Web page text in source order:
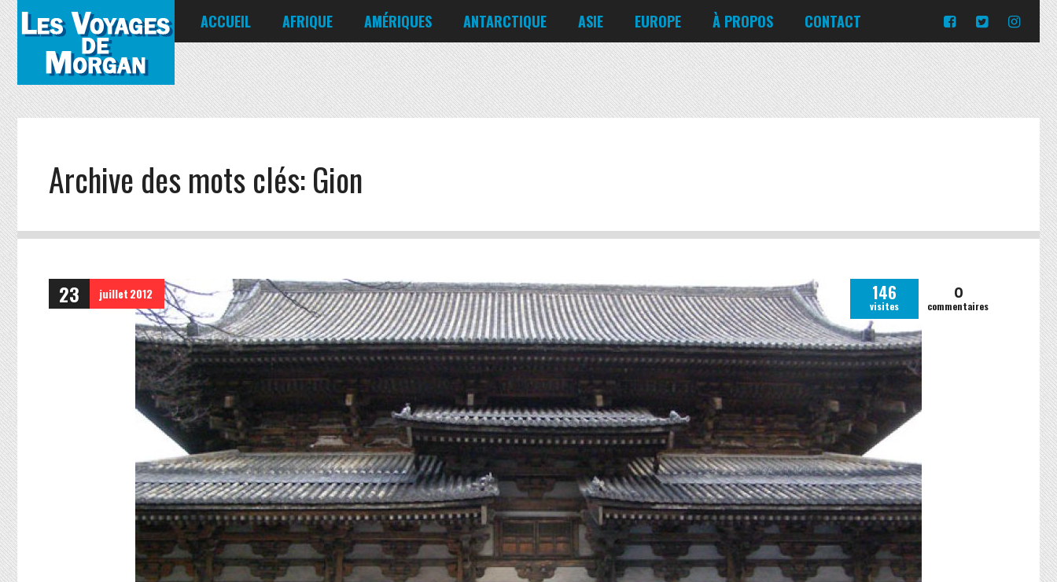
ACCUEIL AFRIQUE
Égypte
Kenya
AMÉRIQUES
Canada
Chili
États-Unis
Mexique
Nicaragua
ANTARCTIQUE ASIE
Bahreïn
Bangladesh
Corée du Sud
Emirats Arabes Unis
Japon
EUROPE
Allemagne
Biélorussie
Islande
Italie
Lituanie
Portugal
Ukraine
République tchèque
À PROPOS CONTACT
Turquie
Irlande
Moldavie
Norvège
Pologne
Russie
Slovaquie
Slovénie
Archive des mots clés:Gion
23 juillet2012 146
visites
0
commentaires